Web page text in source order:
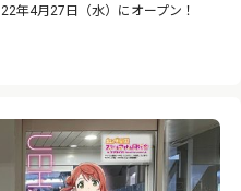
年4月27日（水）にオープン！